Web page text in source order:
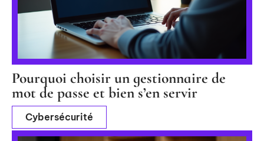
Pourquoi choisir un gestionnaire de
mot de passe et bien s’en servir
Cybersécurité